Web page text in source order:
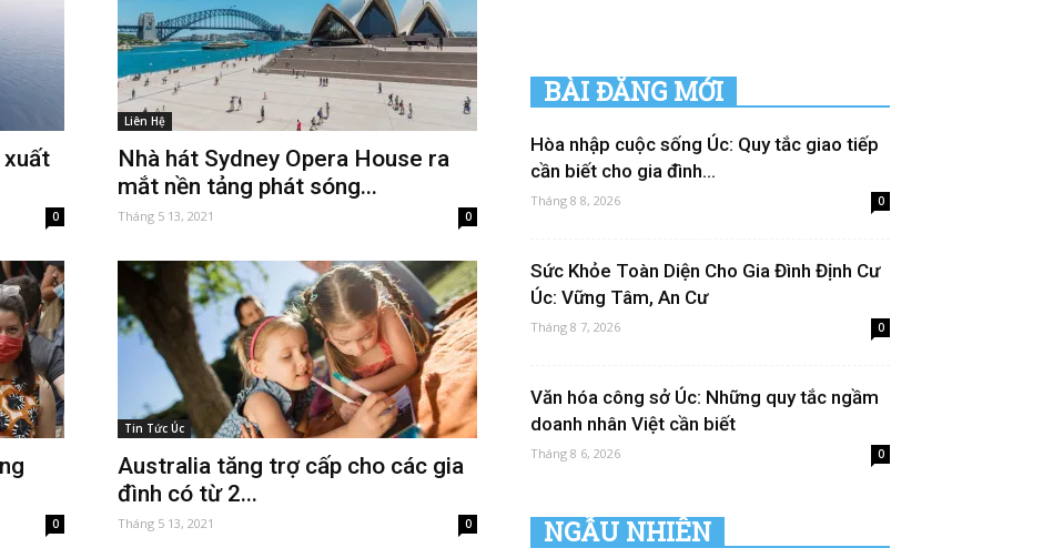
xuất
0
Liên Hệ
Nhà hát Sydney Opera House ra
mắt nền tảng phát sóng...
Tháng 5 13, 2021 0
0
Tin Tức Úc
Australia tăng trợ cấp cho các gia
đình có từ 2...
Tháng 5 13, 2021 0
BÀI ĐĂNG MỚI
Hòa nhập cuộc sống Úc: Quy tắc giao tiếp
cần biết cho gia đình...
Tháng 8 8, 2026 0
Sức Khỏe Toàn Diện Cho Gia Đình Định Cư
Úc: Vững Tâm, An Cư
Tháng 8 7, 2026 0
Văn hóa công sở Úc: Những quy tắc ngầm
doanh nhân Việt cần biết
Tháng 8 6, 2026 0
NGẪU NHIÊN